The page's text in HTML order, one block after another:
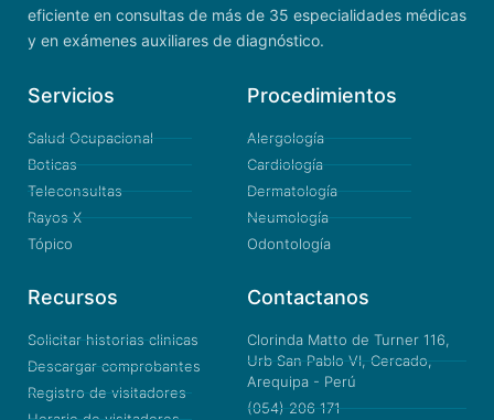
eficiente en consultas de más de 35 especialidades médicas
y en exámenes auxiliares de diagnóstico.
Servicios
Salud Ocupacional
Boticas
Teleconsultas
Rayos X
Tópico
Procedimientos
Alergología
Cardiología
Dermatología
Neumología
Odontología
Recursos
Solicitar historias clinicas
Descargar comprobantes
Registro de visitadores
Contactanos
Clorinda Matto de Turner 116,
Urb San Pablo VI, Cercado,
Arequipa - Perú
(054) 206 171